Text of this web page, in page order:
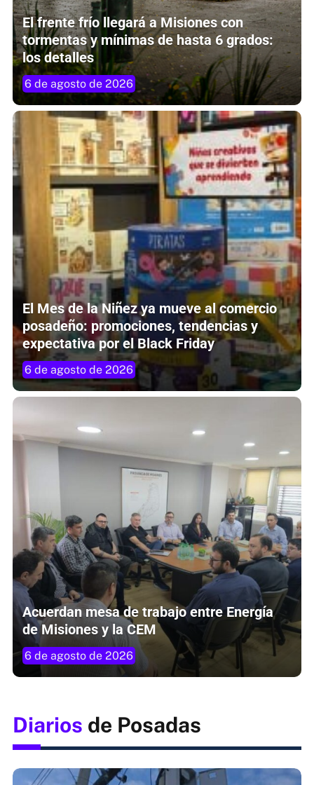
El frente frío llegará a Misiones con
tormentas y mínimas de hasta 6 grados:
los detalles
6 de agosto de 2026
El Mes de la Niñez ya mueve al comercio
posadeño: promociones, tendencias y
expectativa por el Black Friday
6 de agosto de 2026
Acuerdan mesa de trabajo entre Energía
de Misiones y la CEM
6 de agosto de 2026
Diarios de Posadas